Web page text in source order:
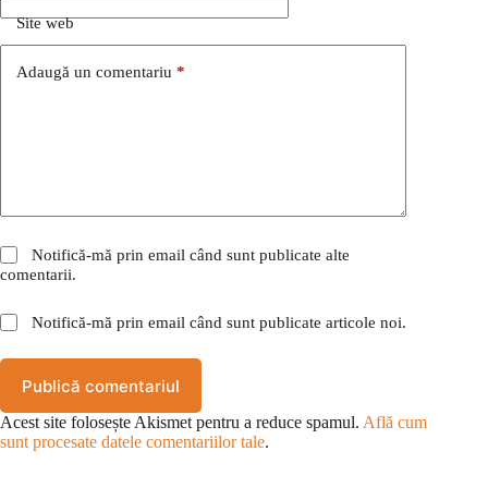
Site web
Adaugă un comentariu *
Notifică-mă prin email când sunt publicate alte
comentarii.
Notifică-mă prin email când sunt publicate articole noi.
Publică comentariul
Acest site folosește Akismet pentru a reduce spamul. Află cum
sunt procesate datele comentariilor tale.